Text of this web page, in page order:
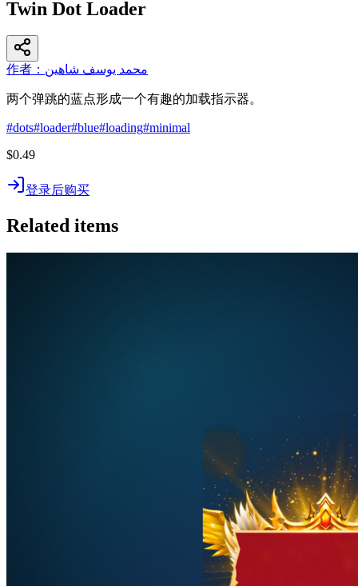
Twin Dot Loader
作者：محمد يوسف شاهين
两个弹跳的蓝点形成一个有趣的加载指示器。
#dots#loader#blue#loading#minimal
$0.49
登录后购买
Related items